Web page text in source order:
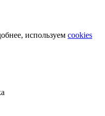
используем cookies